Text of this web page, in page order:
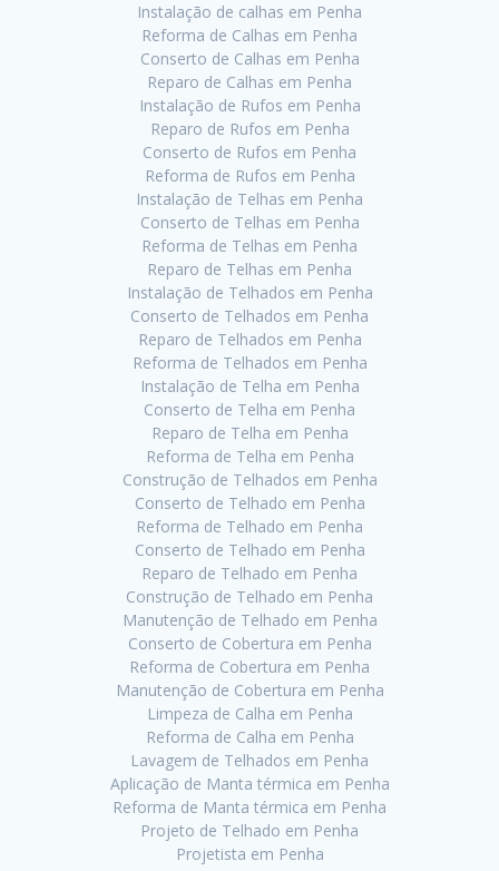
Instalação de calhas em Penha
Reforma de Calhas em Penha
Conserto de Calhas em Penha
Reparo de Calhas em Penha
Instalação de Rufos em Penha
Reparo de Rufos em Penha
Conserto de Rufos em Penha
Reforma de Rufos em Penha
Instalação de Telhas em Penha
Conserto de Telhas em Penha
Reforma de Telhas em Penha
Reparo de Telhas em Penha
Instalação de Telhados em Penha
Conserto de Telhados em Penha
Reparo de Telhados em Penha
Reforma de Telhados em Penha
Instalação de Telha em Penha
Conserto de Telha em Penha
Reparo de Telha em Penha
Reforma de Telha em Penha
Construção de Telhados em Penha
Conserto de Telhado em Penha
Reforma de Telhado em Penha
Conserto de Telhado em Penha
Reparo de Telhado em Penha
Construção de Telhado em Penha
Manutenção de Telhado em Penha
Conserto de Cobertura em Penha
Reforma de Cobertura em Penha
Manutenção de Cobertura em Penha
Limpeza de Calha em Penha
Reforma de Calha em Penha
Lavagem de Telhados em Penha
Aplicação de Manta térmica em Penha
Reforma de Manta térmica em Penha
Projeto de Telhado em Penha
Projetista em Penha